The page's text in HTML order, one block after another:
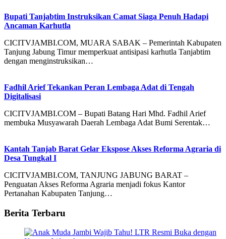
Bupati Tanjabtim Instruksikan Camat Siaga Penuh Hadapi
Ancaman Karhutla
CICITVJAMBI.COM, MUARA SABAK – Pemerintah Kabupaten
Tanjung Jabung Timur memperkuat antisipasi karhutla Tanjabtim
dengan menginstruksikan…
Fadhil Arief Tekankan Peran Lembaga Adat di Tengah
Digitalisasi
CICITVJAMBI.COM – Bupati Batang Hari Mhd. Fadhil Arief
membuka Musyawarah Daerah Lembaga Adat Bumi Serentak…
Kantah Tanjab Barat Gelar Ekspose Akses Reforma Agraria di
Desa Tungkal I
CICITVJAMBI.COM, TANJUNG JABUNG BARAT –
Penguatan Akses Reforma Agraria menjadi fokus Kantor
Pertanahan Kabupaten Tanjung…
Berita Terbaru